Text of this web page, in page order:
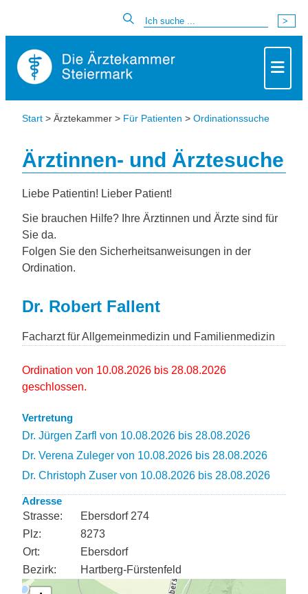
Start > Ärztekammer > Für Patienten > Ordinationssuche
Ärztinnen- und Ärztesuche
Liebe Patientin! Lieber Patient!
Sie brauchen Hilfe? Ihre Ärztinnen und Ärzte sind für
Sie da.
Folgen Sie den Sicherheitsanweisungen in der
Ordination.
Dr. Robert Fallent
Facharzt für Allgemeinmedizin und Familienmedizin
Ordination von 10.08.2026 bis 28.08.2026
geschlossen.
Vertretung
Dr. Jürgen Zarfl von 10.08.2026 bis 28.08.2026
Dr. Verena Zuleger von 10.08.2026 bis 28.08.2026
Dr. Christoph Zuser von 10.08.2026 bis 28.08.2026
Adresse
Strasse:
Ebersdorf 274
Plz:
8273
Ort:
Ebersdorf
Bezirk:
Hartberg-Fürstenfeld